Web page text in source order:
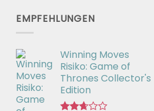
EMPFEHLUNGEN
Winning Moves
Risiko: Game of
Thrones Collector's
Edition